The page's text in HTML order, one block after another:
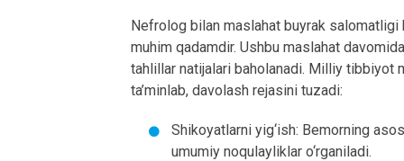
Nefrolog bilan maslahat buyrak salomatligi
muhim qadamdir. Ushbu maslahat
tahlillar natijalari baholanadi. Milliy tibbiyot
ta’minlab, davolash rejasini tuzadi:
Shikoyatlarni yig‘ish: Bemorning
umumiy noqulayliklar o‘rganiladi.